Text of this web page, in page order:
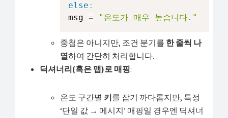
else :
msg = "온도가 매우 높습니다."
중첩은 아니지만, 조건 분기를 한 줄씩 나
열하여 간단히 처리합니다.
딕셔너리(혹은 맵)로 매핑:
온도 구간별 키를 잡기 까다롭지만, 특정
‘단일 값 → 메시지’ 매핑일 경우엔 딕셔너